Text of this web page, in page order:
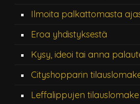
Ilmoita palkattomasta
Eroa yhdistyksestä
Kysy, ideoi tai anna
Cityshopparin
Leffalippujen tilauslomake